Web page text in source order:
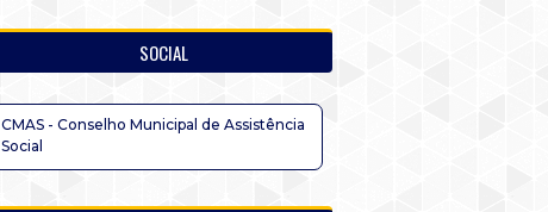
SOCIAL
CMAS - Conselho Municipal de Assistência
Social